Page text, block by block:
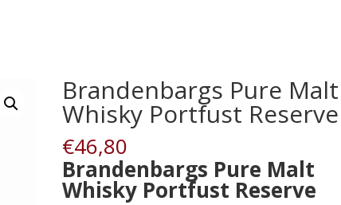
Brandenbargs Pure Malt
Whisky Portfust Reserve
€46,80
Brandenbargs Pure Malt
Whisky Portfust Reserve